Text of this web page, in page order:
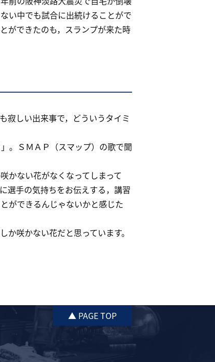
い中でも試合に出続けることがで
ができたのも，スランプが来た時
寂しい出来事で，どういうタイミ
。ＳＭＡＰ（スマップ）の歌で聞
かない花がなくなってしまって
選手の気持ちをお伝えする，講習
ができるんじゃないかと感じた
咲かない花だと思っています。
▲ PAGE TOP